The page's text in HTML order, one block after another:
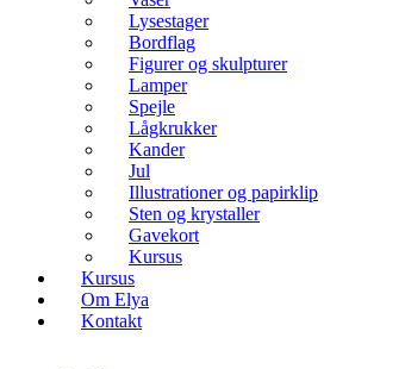
Lysestager
Bordflag
Figurer og skulpturer
Lamper
Spejle
Lågkrukker
Kander
Jul
Illustrationer og papirklip
Sten og krystaller
Gavekort
Kursus
Kursus
Om Elya
Kontakt